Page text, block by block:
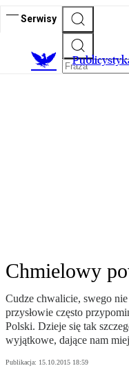
Serwisy
Chmielowy
Cudze chwalicie, swego
przysłowie często
Polski. Dzieje się tak
wyjątkowe, dające nam
Publikacja: 15.10.2015 18:59